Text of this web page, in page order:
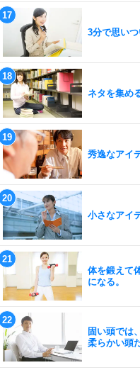
3分で思いつ
ネタを集め
秀逸なアイ
小さなアイ
体を鍛えて
になる。
固い頭では
柔らかい頭